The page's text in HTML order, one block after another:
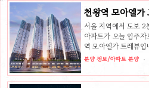
동 478-10번지 일원
세대 건축규모 아파
61A, 61B, 75A, 84A
자 모집 공고 2022년
인 동백 두산 위브더
천왕역 모아엘가
분양가 분석
서울 지역에서 도보 2
아파트가 오늘 입주
역 모아엘가 트레뷰
미엄을 품고 있으며
트레뷰 분양 정보 공
분양 정보/아파트 분양